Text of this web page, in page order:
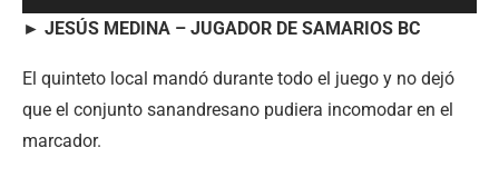
de
► JESÚS MEDINA – JUGADOR DE SAMARIOS BC
El quinteto local mandó durante todo el juego y no dejó
que el conjunto sanandresano pudiera incomodar en el
marcador.